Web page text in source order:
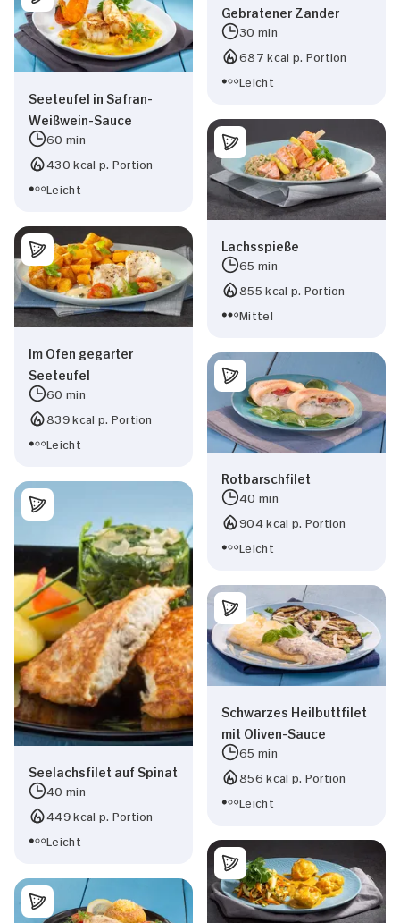
Seeteufel in Safran-
Weißwein-Sauce
60 min
430 kcal p. Portion
Leicht
Gebratener Zander
30 min
687 kcal p. Portion
Leicht
Im Ofen gegarter
Seeteufel
60 min
839 kcal p. Portion
Leicht
Lachsspieße
65 min
855 kcal p. Portion
Mittel
Seelachsfilet auf Spinat
40 min
449 kcal p. Portion
Leicht
Rotbarschfilet
40 min
904 kcal p. Portion
Leicht
Schwarzes Heilbuttfilet
mit Oliven-Sauce
65 min
856 kcal p. Portion
Leicht